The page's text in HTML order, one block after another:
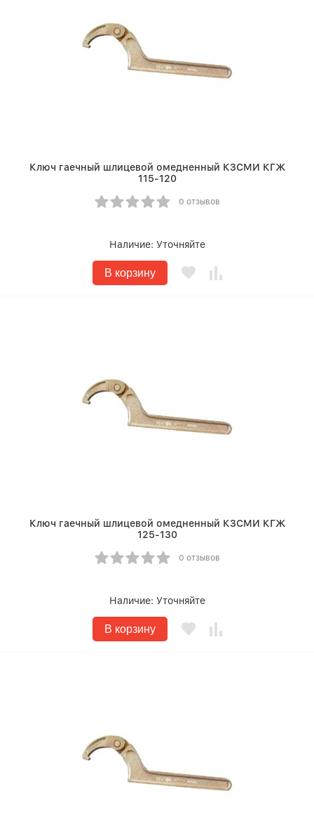
Ключ гаечный шлицевой омедненный КЗСМИ КГЖ
115-120
0 отзывов
Наличие: Уточняйте
В корзину
Ключ гаечный шлицевой омедненный КЗСМИ КГЖ
125-130
0 отзывов
Наличие: Уточняйте
В корзину